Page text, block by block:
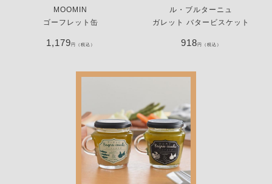
MOOMIN
ゴーフレット缶
1,179円（税込）
ル・ブルターニュ
ガレット バタービスケット
918円（税込）